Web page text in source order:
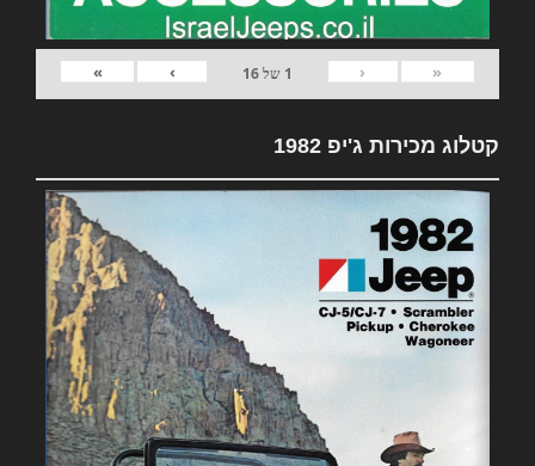
«
‹
1 של16
›
»
קטלוג מכירות ג'יפ 1982